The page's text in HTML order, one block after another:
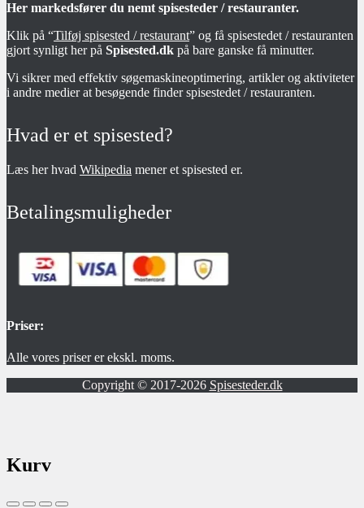
Her markedsfører du nemt spisesteder / restauranter.
Klik på “Tilføj spisested / restaurant” og få spisestedet / restauranten
gjort synligt her på Spisested.dk på bare ganske få minutter.
Vi sikrer med effektiv søgemaskineoptimering, artikler og aktiviteter
i andre medier at besøgende finder spisestedet / restauranten.
Hvad er et spisested?
Læs her hvad Wikipedia mener et spisested er.
Betalingsmuligheder
Priser:
Alle vores priser er ekskl. moms.
Copyright © 2017-2026 Spisesteder.dk
Kurv